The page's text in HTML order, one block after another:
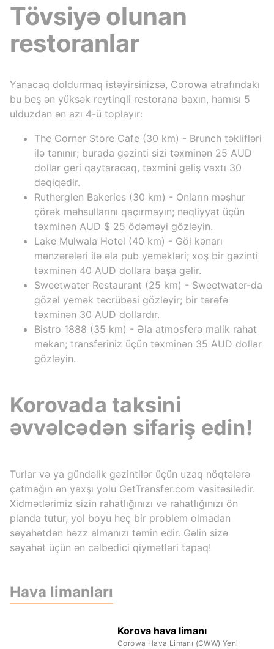
Tövsiyə olunan
restoranlar
Yanacaq doldurmaq istəyirsinizsə, Corowa ətrafındakı
bu beş ən yüksək reytinqli restorana baxın, hamısı 5
ulduzdan ən azı 4-ü toplayır:
The Corner Store Cafe (30 km) - Brunch təklifləri
ilə tanınır; burada gəzinti sizi təxminən 25 AUD
dollar geri qaytaracaq, təxmini gəliş vaxtı 30
dəqiqədir.
Rutherglen Bakeries (30 km) - Onların məşhur
çörək məhsullarını qaçırmayın; nəqliyyat üçün
təxminən AUD $ 25 ödəməyi gözləyin.
Lake Mulwala Hotel (40 km) - Göl kənarı
mənzərələri ilə əla pub yeməkləri; xoş bir gəzinti
təxminən 40 AUD dollara başa gəlir.
Sweetwater Restaurant (25 km) - Sweetwater-da
gözəl yemək təcrübəsi gözləyir; bir tərəfə
təxminən 30 AUD dollardır.
Bistro 1888 (35 km) - Əla atmosferə malik rahat
məkan; transferiniz üçün təxminən 35 AUD dollar
gözləyin.
Korovada taksini
əvvəlcədən sifariş edin!
Turlar və ya gündəlik gəzintilər üçün uzaq nöqtələrə
çatmağın ən yaxşı yolu GetTransfer.com vasitəsilədir.
Xidmətlərimiz sizin rahatlığınızı və rahatlığınızı ön
planda tutur, yol boyu heç bir problem olmadan
səyahətdən həzz almanızı təmin edir. Gəlin sizə
səyahət üçün ən cəlbedici qiymətləri tapaq!
Hava limanları
Korova hava limanı
Corowa Hava Limanı (CWW) Yeni